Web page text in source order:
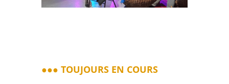
●●● TOUJOURS EN COURS